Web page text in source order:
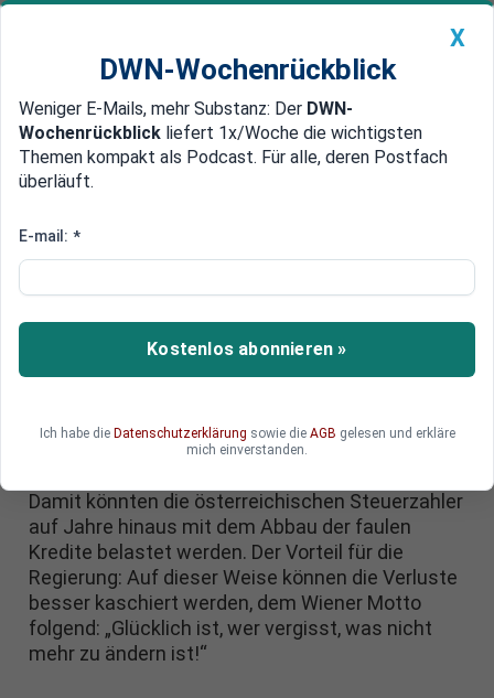
Newsticker MEIN DWN: Geldanlage Premium
Edelmetalle DWN-Magazin China
„Glücklich ist, wer vergisst!“
Banken-Krise: Österreichische
Volksbanken AG muss
abgewickelt werden
Die österreichischen Volksbanken AG muss
dem Stresstest der EZB nicht mehr, genug
Kapital aufzutreiben. Die Schrottpapiere der
Damit könnten die österreichischen Steuerzahler
auf Jahre hinaus mit dem Abbau der faulen
Kredite belastet werden. Der Vorteil für die
Regierung: Auf dieser Weise können die Verluste
besser kaschiert werden, dem Wiener Motto
folgend: „Glücklich ist, wer vergisst, was nicht
mehr zu ändern ist!“
X
DWN-Wochenrückblick
Weniger E-Mails, mehr Substanz: Der DWN-
Wochenrückblick liefert 1x/Woche die wichtigsten
Themen kompakt als Podcast. Für alle, deren Postfach
überläuft.
E-mail: *
Kostenlos abonnieren »
Ich habe die Datenschutzerklärung sowie die AGB gelesen und erkläre
mich einverstanden.